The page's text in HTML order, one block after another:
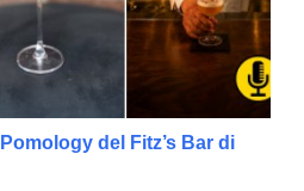
del Fitz’s Bar di